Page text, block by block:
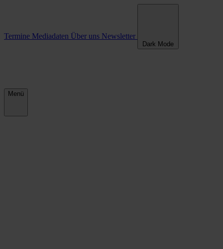
Termine Mediadaten Über uns Newsletter
Dark Mode
Menü